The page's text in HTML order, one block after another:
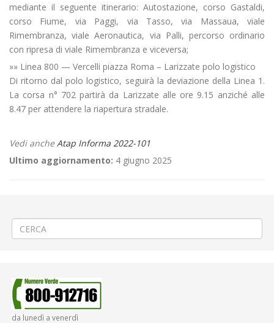
mediante il seguente itinerario: Autostazione, corso Gastaldi,
corso Fiume, via Paggi, via Tasso, via Massaua, viale
Rimembranza, viale Aeronautica, via Palli, percorso ordinario
con ripresa di viale Rimembranza e viceversa;
»» Linea 800 — Vercelli piazza Roma – Larizzate polo logistico
Di ritorno dal polo logistico, seguirà la deviazione della Linea 1.
La corsa n° 702 partirà da Larizzate alle ore 9.15 anziché alle
8.47 per attendere la riapertura stradale.
Vedi ancheAtap Informa 2022-101
Ultimo aggiornamento: 4 giugno 2025
da lunedì a venerdì